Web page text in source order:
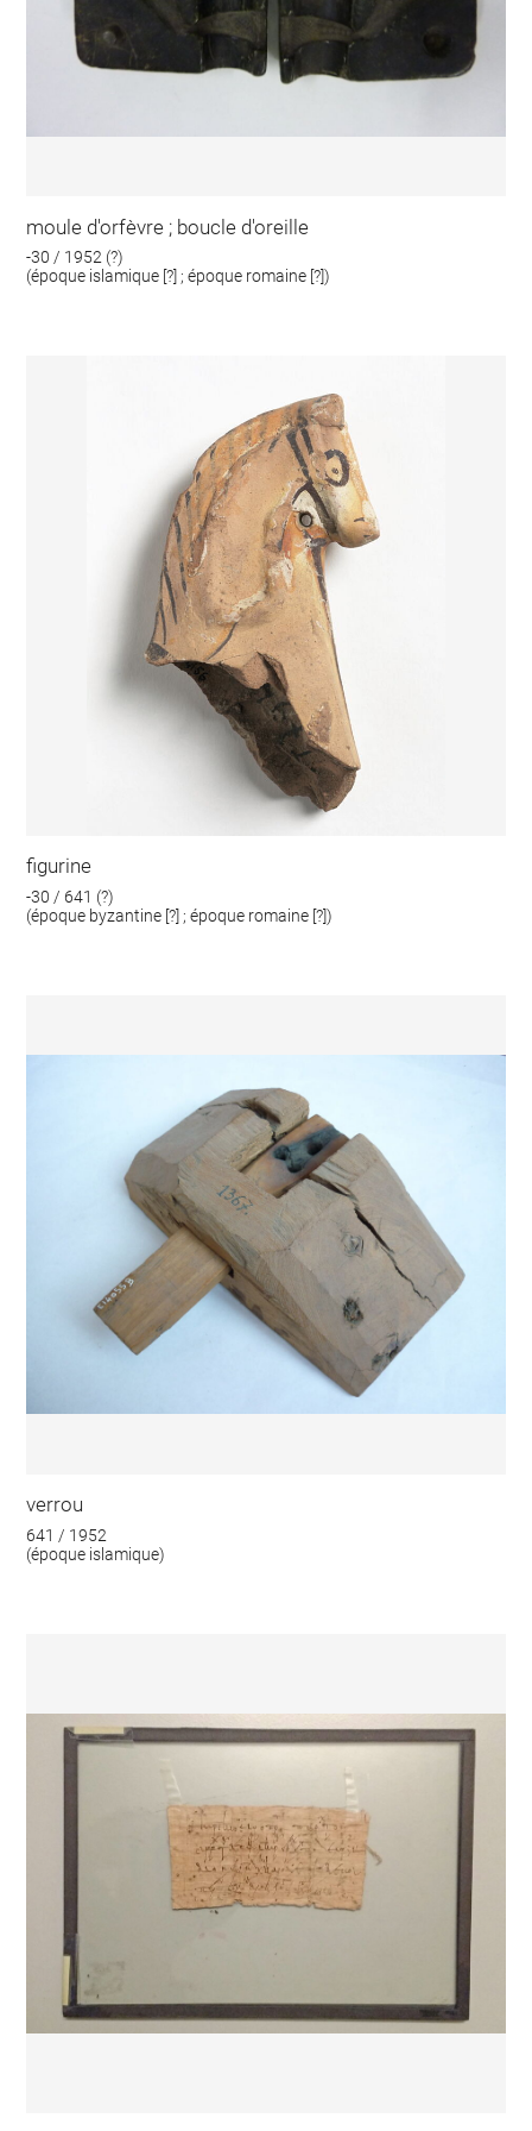
moule d'orfèvre ; boucle d'oreille
-30 / 1952 (?)
(époque islamique [?] ; époque romaine [?])
figurine
-30 / 641 (?)
(époque byzantine [?] ; époque romaine [?])
verrou
641 / 1952
(époque islamique)